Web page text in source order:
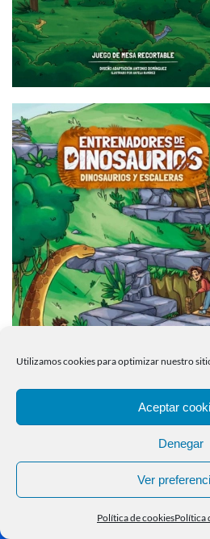
Utilizamos cookies para optimizar nuestro
Aceptar
Denegar
Ver
Política de cookiesPolítica